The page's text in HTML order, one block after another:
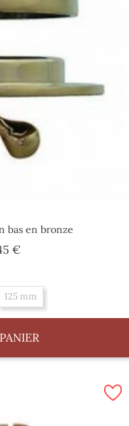
bas en bronze
€Prix
125 mm